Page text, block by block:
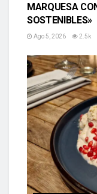
MARQUESA
SOSTENIBLES»
Ago 5, 2026 2.5k